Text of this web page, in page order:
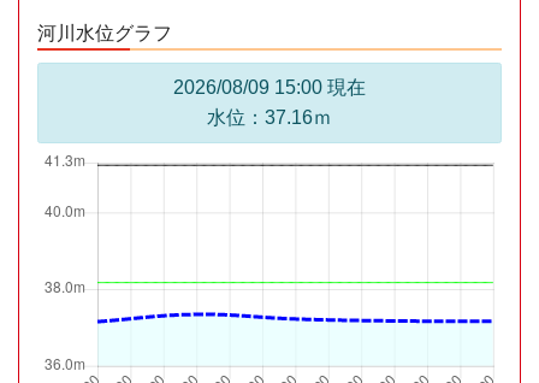
河川水位グラフ
2026/08/09 15:00 現在
水位：37.16ｍ